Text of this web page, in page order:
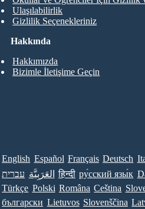
Hakkında
Hakkımızda
Bizimle İletişime Geçin
Ulaşılabilirlik
Gizlilik Seçenekleriniz
English Español Français Deutsch
עברית العَرَبِيَّة हिन्दी ру́сский язы́к
Türkçe Polski Româna Ceština
български Lietuvos Slovenščina